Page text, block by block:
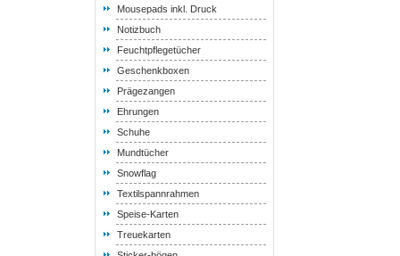
Mousepads inkl. Druck
Notizbuch
Feuchtpflegetücher
Geschenkboxen
Prägezangen
Ehrungen
Schuhe
Mundtücher
Snowflag
Textilspannrahmen
Speise-Karten
Treuekarten